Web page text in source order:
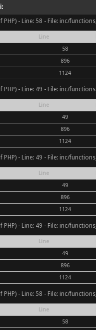
- Line: 58 - File: inc/
Line
58
896
1124
- Line: 49 - File: inc/
Line
49
896
1124
- Line: 49 - File: inc/
Line
49
896
1124
- Line: 49 - File: inc/
Line
49
896
1124
- Line: 58 - File: inc/
Line
58